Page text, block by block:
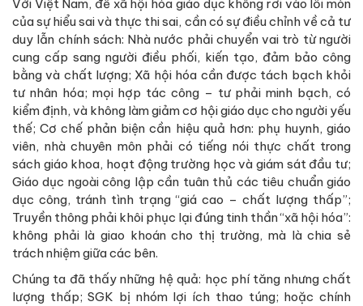
Với Việt Nam, để xã hội hóa giáo dục không rơi vào lối mòn
của sự hiểu sai và thực thi sai, cần có sự điều chỉnh về cả tư
duy lẫn chính sách: Nhà nước phải chuyển vai trò từ người
cung cấp sang người điều phối, kiến tạo, đảm bảo công
bằng và chất lượng; Xã hội hóa cần được tách bạch khỏi
tư nhân hóa; mọi hợp tác công – tư phải minh bạch, có
kiểm định, và không làm giảm cơ hội giáo dục cho người yếu
thế; Cơ chế phản biện cần hiệu quả hơn: phụ huynh, giáo
viên, nhà chuyên môn phải có tiếng nói thực chất trong
sách giáo khoa, hoạt động trường học và giám sát đầu tư;
Giáo dục ngoài công lập cần tuân thủ các tiêu chuẩn giáo
dục công, tránh tình trạng “giá cao – chất lượng thấp”;
Truyền thông phải khôi phục lại đúng tinh thần “xã hội hóa”:
không phải là giao khoán cho thị trường, mà là chia sẻ
trách nhiệm giữa các bên.
Chúng ta đã thấy những hệ quả: học phí tăng nhưng chất
lượng thấp; SGK bị nhóm lợi ích thao túng; hoặc chính